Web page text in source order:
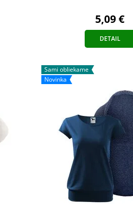
5,09 €
DETAIL
Sami obliekame
Novinka